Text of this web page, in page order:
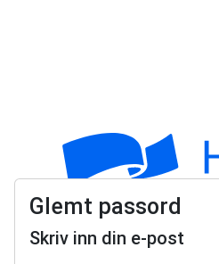
Glemt passord
Skriv inn din e-post